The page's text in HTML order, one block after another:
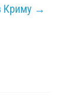
Криму →